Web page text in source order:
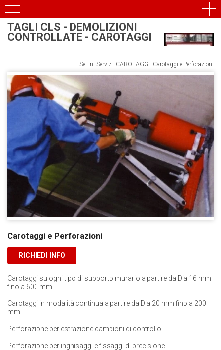
TAGLI CLS - DEMOLIZIONI
CONTROLLATE - CAROTAGGI
Sei in: Servizi: CAROTAGGI: Carotaggi e Perforazioni
Carotaggi e Perforazioni
RICHIEDI INFO
Carotaggi su ogni tipo di supporto murario a partire da Dia 16 mm
fino a 600 mm.
Carotaggi in modalità continua a partire da Dia 20 mm fino a 200
mm.
Perforazione per estrazione campioni di controllo.
Perforazione per inghisaggi e fissaggi di precisione.